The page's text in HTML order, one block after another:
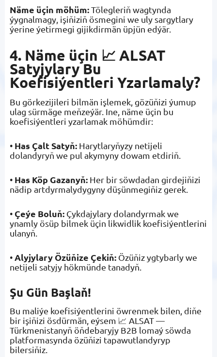
Näme üçin möhüm:Tölegleriň wagtynda
ýygnalmagy, işiňiziň ösmegini we uly sargytlary
ýerine ýetirmegi gijikdirmän üpjün edýär.
4. Näme üçin 📈 ALSAT
Satyjylary Bu
Koefisiýentleri Yzarlamaly?
Bu görkezijileri bilmän işlemek, gözüňizi ýumup
ulag sürmäge meňzeýär. Ine, näme üçin bu
koefisiýentleri yzarlamak möhümdir:
• Has Çalt Satyň: Harytlaryňyzy netijeli
dolandyryň we pul akymyny dowam etdiriň.
• Has Köp Gazanyň: Her bir söwdadan girdejiňizi
nädip artdyrmalydygyny düşünmegiňiz gerek.
• Çeýe Boluň: Çykdajylary dolandyrmak we
ynamly ösüp bilmek üçin likwidlik koefisiýentlerini
ulanyň.
•Alyjylary Özüňize Çekiň: Özüňiz ygtybarly we
netijeli satyjy hökmünde tanadyň.
Şu Gün Başlaň!
Bu maliýe koefisiýentlerini öwrenmek bilen, diňe
bir işiňizi ösdürmän, eýsem 📈 ALSAT —
Türkmenistanyň öňdebaryjy B2B lomaý söwda
platformasynda özüňizi tapawutlandyryp
bilersiňiz.